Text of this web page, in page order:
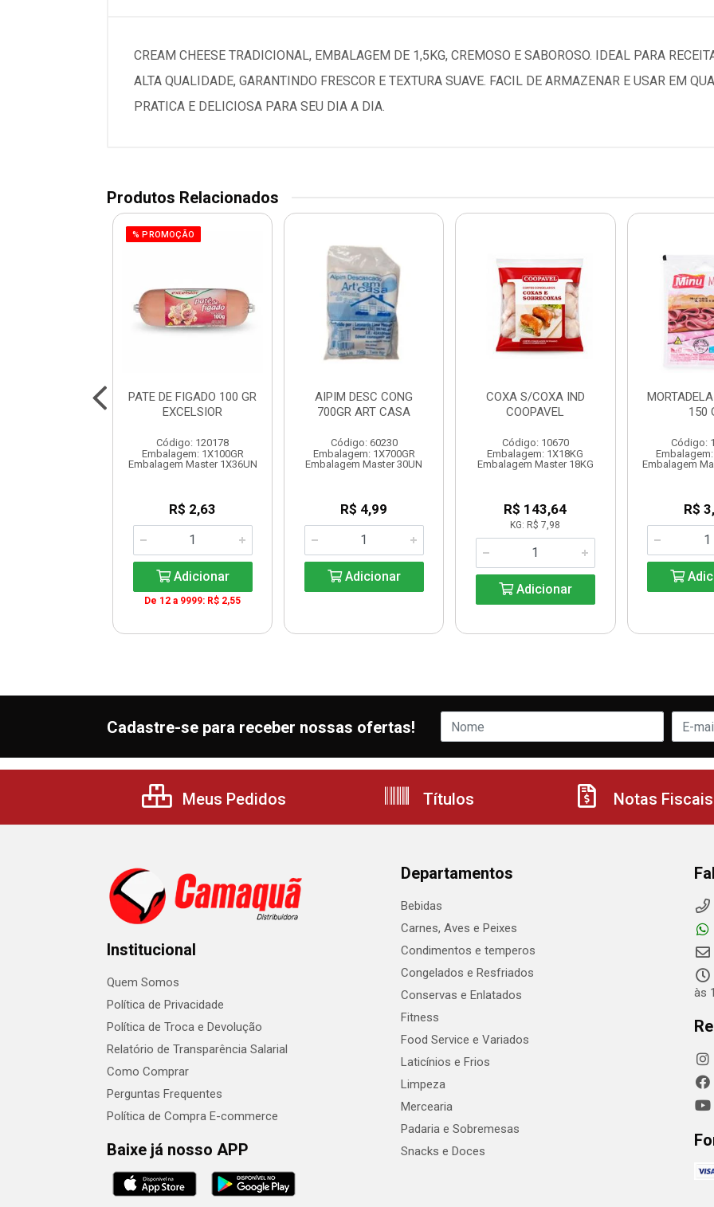
CREAM CHEESE TRADICIONAL, EMBALAGEM DE 1,5KG, CREMOSO E SABOROSO. IDEAL PARA
ALTA QUALIDADE, GARANTINDO FRESCOR E TEXTURA SUAVE. FACIL DE ARMAZENAR E USAR EM
PRATICA E DELICIOSA PARA SEU DIA A DIA.
Produtos Relacionados
% PROMOÇÃO
PATE DE FIGADO 100 GR
EXCELSIOR
Código: 120178
Embalagem: 1X100GR
Embalagem Master 1X36UN
R$ 2,63
Adicionar
De 12 a 9999: R$ 2,55
AIPIM DESC CONG
700GR ART CASA
Código: 60230
Embalagem: 1X700GR
Embalagem Master 30UN
R$ 4,99
Adicionar
COXA S/COXA IND
COOPAVEL
Código: 10670
Embalagem: 1X18KG
Embalagem Master 18KG
R$ 143,64
KG: R$ 7,98
Adicionar
150
Código:
Embalagem
R$
Cadastre-se para receber nossas ofertas!
Meus Pedidos Títulos Notas Fiscais
Institucional
Quem Somos
Política de Privacidade
Política de Troca e Devolução
Relatório de Transparência Salarial
Como Comprar
Perguntas Frequentes
Política de Compra E-commerce
Baixe já nosso APP
Departamentos
Bebidas
Carnes, Aves e Peixes
Condimentos e temperos
Congelados e Resfriados
Conservas e Enlatados
Fitness
Food Service e Variados
Laticínios e Frios
Limpeza
Mercearia
Padaria e Sobremesas
Snacks e Doces
às